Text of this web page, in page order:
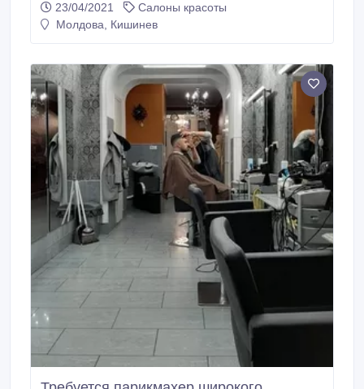
întrebări, apelați la numărul de telefon..
23/04/2021
Салоны красоты
Молдова, Кишинев